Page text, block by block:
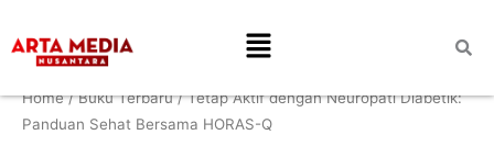
content
Menu
Home/Buku Terbaru/ Tetap Aktif dengan Neuropati Diabetik:
Panduan Sehat Bersama HORAS-Q